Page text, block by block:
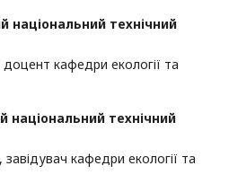
національний технічний
кафедри екології та
національний технічний
кафедри екології та